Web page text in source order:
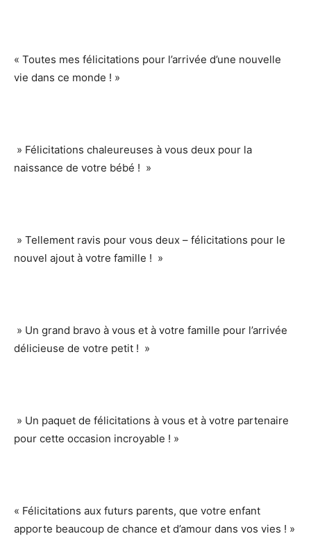
« Toutes mes félicitations pour l’arrivée d’une nouvelle
vie dans ce monde ! »
» Félicitations chaleureuses à vous deux pour la
naissance de votre bébé ! »
» Tellement ravis pour vous deux – félicitations pour le
nouvel ajout à votre famille ! »
» Un grand bravo à vous et à votre famille pour l’arrivée
délicieuse de votre petit ! »
» Un paquet de félicitations à vous et à votre partenaire
pour cette occasion incroyable ! »
« Félicitations aux futurs parents, que votre enfant
apporte beaucoup de chance et d’amour dans vos vies ! »